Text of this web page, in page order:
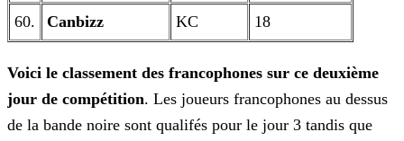
60. Canbizz KC 18
Voici le classement des francophones sur ce deuxième
jour de compétition. Les joueurs francophones au dessus
de la bande noire sont qualifés pour le jour 3 tandis que